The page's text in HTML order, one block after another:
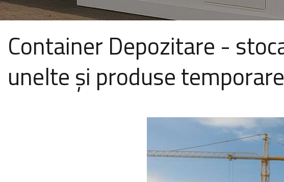
Container Depozitare -
unelte și produse temporare